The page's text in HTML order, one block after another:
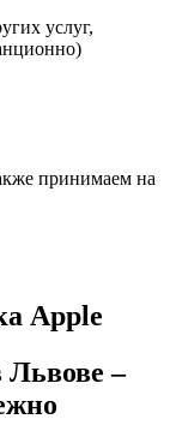
услуг,
принимаем на
Apple
Львове –